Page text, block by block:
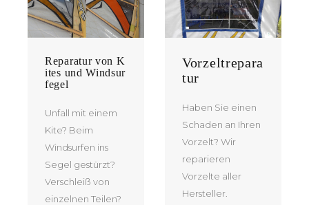
Reparatur von K
ites und Windsur
fegel
Unfall mit einem
Kite? Beim
Windsurfen ins
Segel gestürzt?
Verschleiß von
einzelnen Teilen?
Vorzeltrepara
tur
Haben Sie einen
Schaden an Ihren
Vorzelt? Wir
reparieren
Vorzelte aller
Hersteller.